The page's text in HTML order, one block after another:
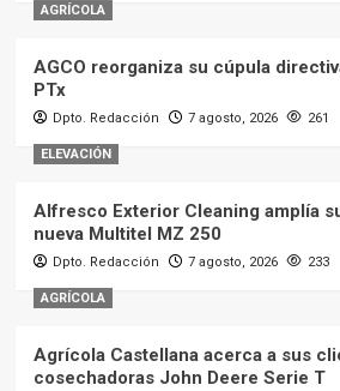
AGRÍCOLA
AGCO reorganiza su cúpula
PTx
Dpto. Redacción 7 agosto, 2026 261
ELEVACIÓN
Alfresco Exterior Cleaning amplía
nueva Multitel MZ 250
Dpto. Redacción 7 agosto, 2026 233
AGRÍCOLA
Agrícola Castellana acerca a sus
cosechadoras John Deere Serie T